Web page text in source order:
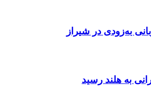
به‌زودی در شیراز
به هلند رسید